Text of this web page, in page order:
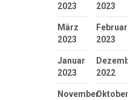
2023
2023
März
2023
Februar
2023
Januar
2023
2022
NovemberOktober